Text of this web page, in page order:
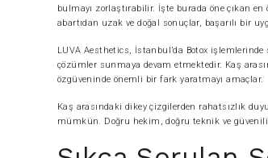
bulmayı zorlaştırabilir. İşte burada öne çıkan
abartıdan uzak ve doğal sonuçlar, başarılı bir
LUVA Aesthetics, İstanbul’da Botox
çözümler sunmaya devam etmektedir. Kaş
özgüveninde önemli bir fark yaratmayı amaçlar.
Kaş arasındaki dikey çizgilerden rahatsızlık
mümkün. Doğru hekim, doğru teknik ve